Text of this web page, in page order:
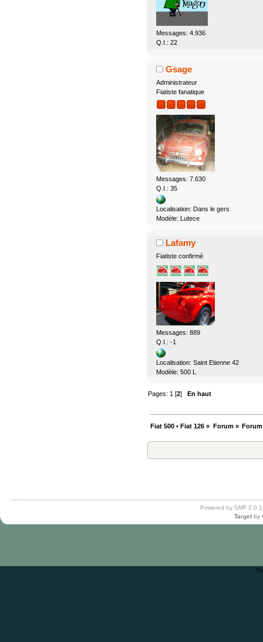
Messages: 4.936
Q.I.: 22
Gsage
Administrateur
Fiatiste fanatique
Messages: 7.630
Q.I.: 35
Localisation: Dans le gers
Modèle: Lutece
Lafamy
Fiatiste confirmé
Messages: 889
Q.I.: -1
Localisation: Saint Etienne 42
Modèle: 500 L
Pages: 1 [2]En haut
Fiat 500 • Fiat 126 » Forum»
Powered by SMF
Target by